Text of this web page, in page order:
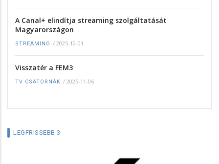
A Canal+ elindítja streaming szolgáltatását
Magyarországon
STREAMING / 2025-12-01
Visszatér a FEM3
TV CSATORNÁK / 2025-11-06
LEGFRISSEBB 3